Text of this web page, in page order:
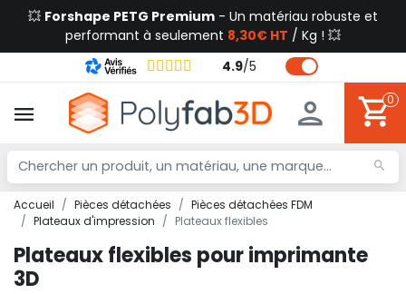
💥 Forshape PETG Premium - Un matériau robuste et
performant à seulement 8,30€ HT / Kg ! 💥
4.9/5
0
Accueil Pièces détachées
Pièces détachées FDM
Plateaux d'impression
Plateaux flexibles
Plateaux flexibles pour imprimante
3D